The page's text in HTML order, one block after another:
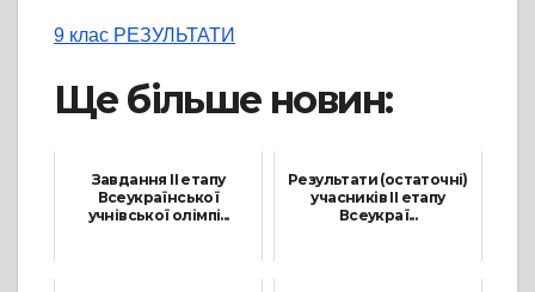
9 клас РЕЗУЛЬТАТИ
Ще більше новин:
Завдання ІІ етапу
Всеукраїнської
учнівської олімпі...
Результати (остаточні)
учасників ІІ етапу
Всеукраї...